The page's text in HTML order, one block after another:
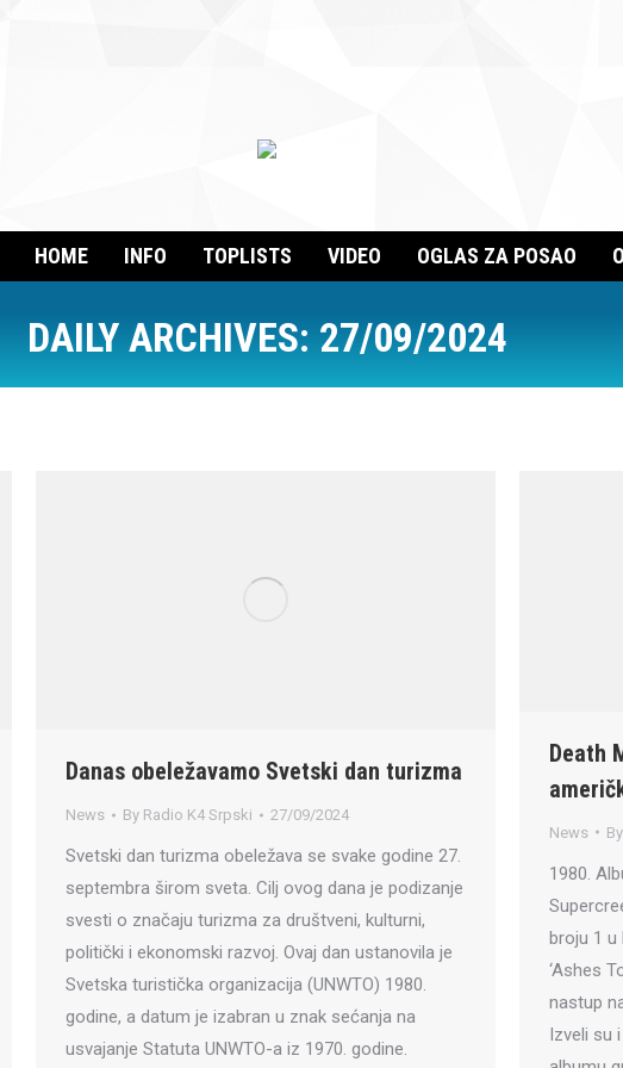
HOME INFO TOPLISTS VIDEO OGLAS ZA POSAO
DAILY ARCHIVES:27/09/2024
Danas obeležavamo Svetski dan turizma
News By Radio K4 Srpski 27/09/2024
Svetski dan turizma obeležava se svake godine 27.
septembra širom sveta. Cilj ovog dana je podizanje
svesti o značaju turizma za društveni, kulturni,
politički i ekonomski razvoj. Ovaj dan ustanovila je
Svetska turistička organizacija (UNWTO) 1980.
godine, a datum je izabran u znak sećanja na
usvajanje Statuta UNWTO-a iz 1970. godine.
Death
News By
1980.
broju 1 u
‘Ashes
nastup
Izveli su